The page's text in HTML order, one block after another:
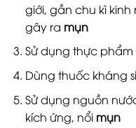
giới, gần chu kì
gây ra mụn
Sử dụng thực
Dùng thuốc kháng
Sử dụng nguồn
kích ứng, nổi mụn